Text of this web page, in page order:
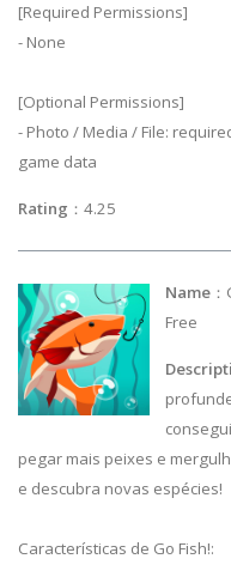
[Required Permissions]
- None
[Optional Permissions]
- Photo / Media / File:
game data
Rating ：
Name
Free
pegar mais peixes e
e descubra novas espécies!
Características de Go Fish!: